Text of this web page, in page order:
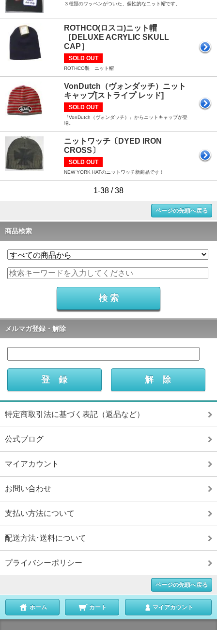
３種類のワッペンがついた、個性的なニット帽です。
ROTHCO(ロスコ)ニット帽
［DELUXE ACRYLIC SKULL
CAP］
SOLD OUT
ROTHCO製 ニット帽
VonDutch（ヴォンダッチ）ニット
キャップ[ストライプ レッド]
SOLD OUT
『VonDutch（ヴォンダッチ）』からニットキャップが登
場。
ニットワッチ〔DYED IRON
CROSS〕
SOLD OUT
NEW YORK HATのニットワッチ新商品です！
1-38 / 38
ページの先頭へ戻る
商品検索
メルマガ登録・解除
特定商取引法に基づく表記（返品など）
公式ブログ
マイアカウント
お問い合わせ
支払い方法について
配送方法･送料について
プライバシーポリシー
ページの先頭へ戻る
ホーム カート マイアカウント